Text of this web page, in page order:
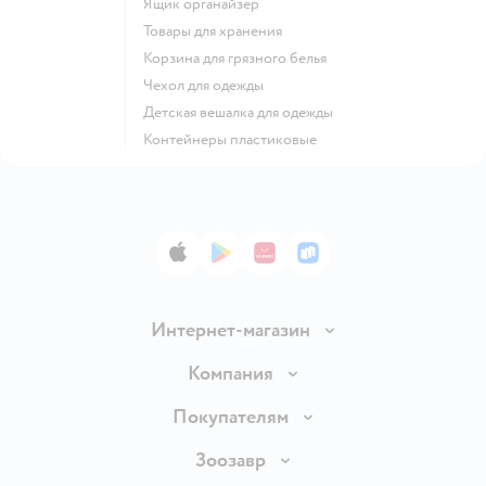
Ящик органайзер
Товары для хранения
Корзина для грязного белья
Чехол для одежды
Детская вешалка для одежды
Контейнеры пластиковые
App StoreGoogle Play
AppGallery
RuStore
Интернет-магазин
Доставка и оплата
Обмен и возврат товара
Правила продажи
Компания
О компании
Инвесторам
Покупателям
Бонусные карты
Зоозавр